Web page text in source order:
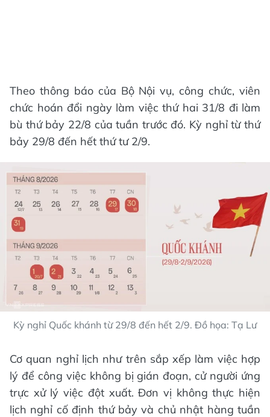
Theo thông báo của Bộ Nội vụ, công chức, viên
chức hoán đổi ngày làm việc thứ hai 31/8 đi làm
bù thứ bảy 22/8 của tuần trước đó. Kỳ nghỉ từ thứ
bảy 29/8 đến hết thứ tư 2/9.
Kỳ nghỉ Quốc khánh từ 29/8 đến hết 2/9. Đồ họa: Tạ Lư
Cơ quan nghỉ lịch như trên sắp xếp làm việc hợp
lý để công việc không bị gián đoạn, cử người ứng
trực xử lý việc đột xuất. Đơn vị không thực hiện
lịch nghỉ cố định thứ bảy và chủ nhật hàng tuần